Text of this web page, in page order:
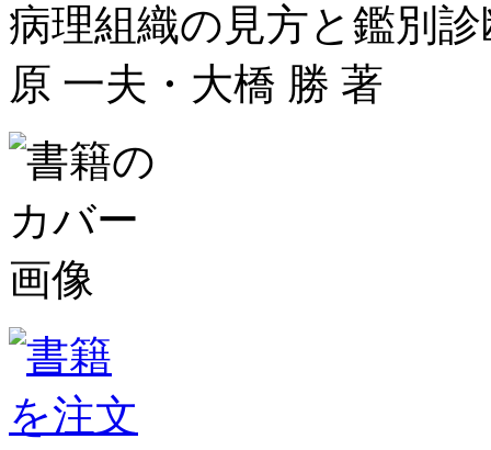
病理組織の見方と鑑別診
原 一夫・大橋 勝 著